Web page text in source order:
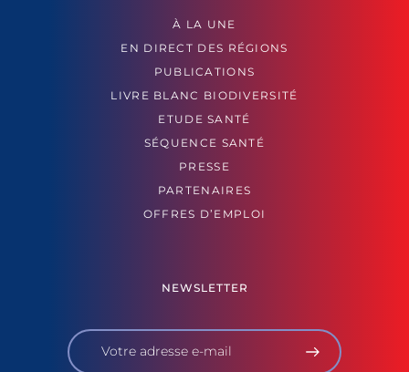
À LA UNE
EN DIRECT DES RÉGIONS
PUBLICATIONS
LIVRE BLANC BIODIVERSITÉ
ETUDE SANTÉ
SÉQUENCE SANTÉ
PRESSE
PARTENAIRES
OFFRES D’EMPLOI
NEWSLETTER